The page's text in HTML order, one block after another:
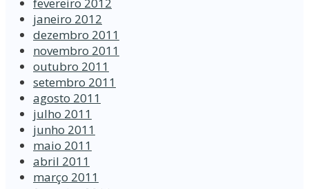
fevereiro 2012
janeiro 2012
dezembro 2011
novembro 2011
outubro 2011
setembro 2011
agosto 2011
julho 2011
junho 2011
maio 2011
abril 2011
março 2011